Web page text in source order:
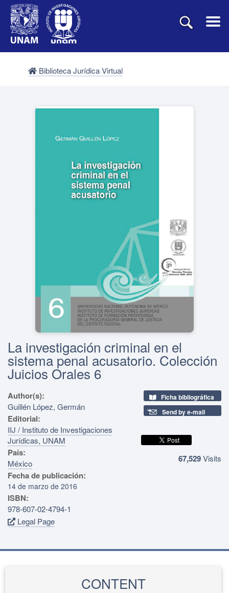
Biblioteca Jurídica Virtual
La investigación criminal en el
sistema penal acusatorio. Colección
Juicios Orales 6
Author(s):
Guillén López, Germán
Editorial:
IIJ / Instituto de Investigaciones
Jurídicas, UNAM
País:
México
Fecha de publicación:
14 de marzo de 2016
ISBN:
978-607-02-4794-1
Legal Page
Ficha bibliográfica
Send by e-mail
67,529Visits
CONTENT